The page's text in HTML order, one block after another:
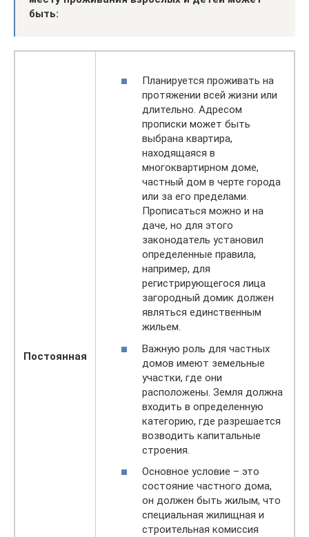
быть:
Постоянная
Планируется проживать на
протяжении всей жизни или
длительно. Адресом
прописки может быть
выбрана квартира,
находящаяся в
многоквартирном доме,
частный дом в черте города
или за его пределами.
Прописаться можно и на
даче, но для этого
законодатель установил
определенные правила,
например, для
регистрирующегося лица
загородный домик должен
являться единственным
жильем.
Важную роль для частных
домов имеют земельные
участки, где они
расположены. Земля должна
входить в определенную
категорию, где разрешается
возводить капитальные
строения.
Основное условие – это
состояние частного дома,
он должен быть жилым, что
специальная жилищная и
строительная комиссия